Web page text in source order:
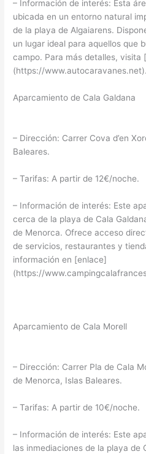
– Información de interés: Esta
ubicada en un entorno natural
de la playa de Algaiarens.
un lugar ideal para aquellos que
campo. Para más detalles, visita
(https://www.autocaravanes.net).
Aparcamiento de Cala Galdana
– Dirección: Carrer Cova d’en
Baleares.
– Tarifas: A partir de 12€/noche.
– Información de interés: Este
cerca de la playa de Cala
de Menorca. Ofrece acceso
de servicios, restaurantes y
información en [enlace]
(https://
Aparcamiento de Cala Morell
– Dirección: Carrer Pla de Cala
de Menorca, Islas Baleares.
– Tarifas: A partir de 10€/noche.
– Información de interés: Este
las inmediaciones de la playa de